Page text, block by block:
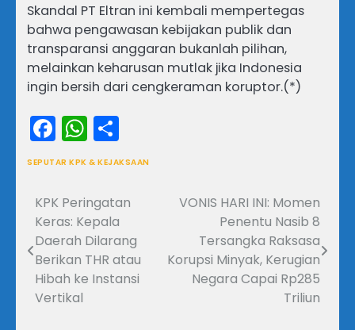
Skandal PT Eltran ini kembali mempertegas
bahwa pengawasan kebijakan publik dan
transparansi anggaran bukanlah pilihan,
melainkan keharusan mutlak jika Indonesia
ingin bersih dari cengkeraman koruptor.(*)
Facebook
WhatsApp
SEPUTAR KPK & KEJAKSAAN
Navigasi
pos
KPK Peringatan
Keras: Kepala
Daerah Dilarang
Berikan THR atau
Hibah ke Instansi
Vertikal
VONIS HARI INI: Momen
Penentu Nasib 8
Tersangka Raksasa
Korupsi Minyak, Kerugian
Negara Capai Rp285
Triliun